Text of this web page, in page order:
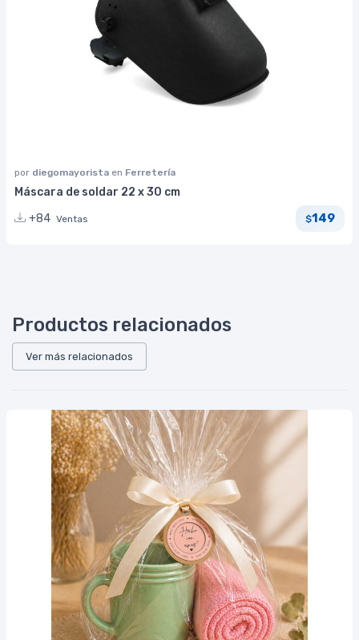
por diegomayorista en Ferretería
Máscara de soldar 22 x 30 cm
+84 Ventas $149
Productos relacionados
Ver más relacionados